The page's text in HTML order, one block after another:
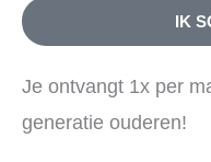
IK
Je ontvangt 1x per
generatie ouderen!